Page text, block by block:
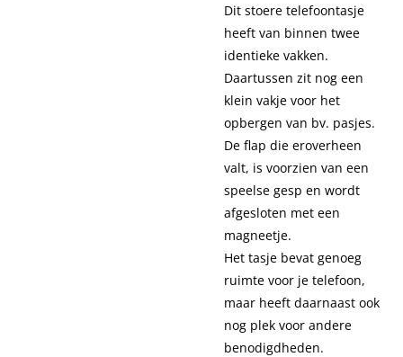
Dit stoere telefoontasje
heeft van binnen twee
identieke vakken.
Daartussen zit nog een
klein vakje voor het
opbergen van bv. pasjes.
De flap die eroverheen
valt, is voorzien van een
speelse gesp en wordt
afgesloten met een
magneetje.
Het tasje bevat genoeg
ruimte voor je telefoon,
maar heeft daarnaast ook
nog plek voor andere
benodigdheden.